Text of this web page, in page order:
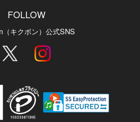
FOLLOW
（キクボン）公式SNS